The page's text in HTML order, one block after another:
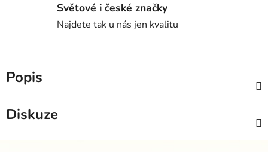
Světové i české značky
Najdete tak u nás jen kvalitu
Popis
Diskuze